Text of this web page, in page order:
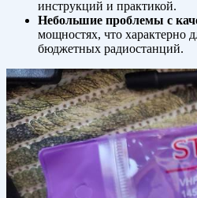
инструкций и практикой.
Небольшие проблемы с
мощностях, что характерно
бюджетных радиостанций.